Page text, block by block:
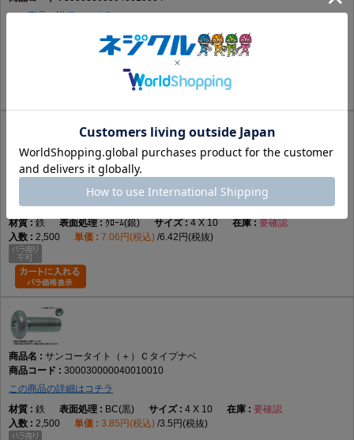
この商品の詳細はコチラ
三価ﾌﾞﾗｯｸ(黒) 4 X 10
4.31円(税込) 3.92円(税抜)
サンコータイト（＋）Ｃタイプナベ
この商品の詳細はコチラ
鉄
ｸﾛｰﾑ(銀) 4 X 10
要確認
2,500
7.06円(税込) 6.42円(税抜)
サンコータイト（＋）Ｃタイプナベ
300030000040010010
この商品の詳細はコチラ
鉄
BC(黒) 4 X 10
要確認
2,500
3.85円(税込) 3.5円(税抜)